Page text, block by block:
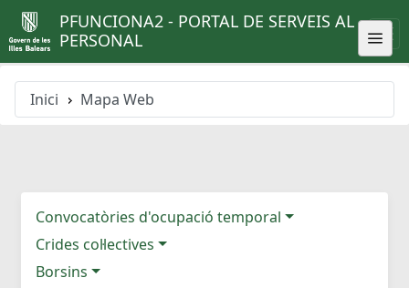
PFUNCIONA2 - PORTAL DE SERVEIS AL
PERSONAL
Inici Mapa Web
Convocatòries d'ocupació temporal
Crides col·lectives
Borsins